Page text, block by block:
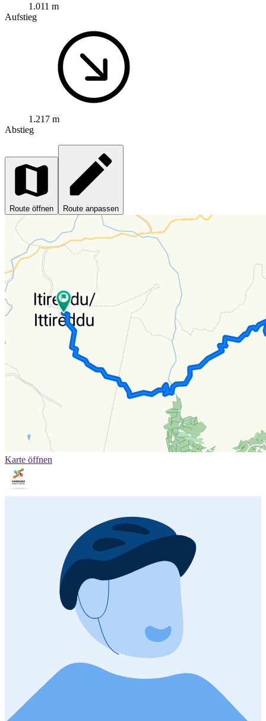
1.011 m
Aufstieg
1.217 m
Abstieg
Route öffnen Route anpassen
Karte öffnen